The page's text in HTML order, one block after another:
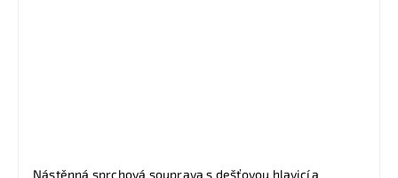
Nástěnná sprchová souprava s dešťovou hlavicí a